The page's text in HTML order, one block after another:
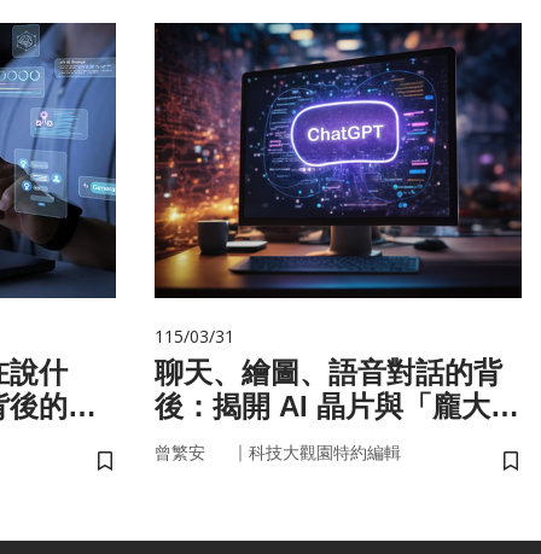
說什
後的語
儲存書籤
115/03/31
聊天、繪圖、語音對話的背
後：揭開 AI 晶片與「龐大算
力」的真面目
曾繁安 ｜ 科技大觀園特約編輯
儲